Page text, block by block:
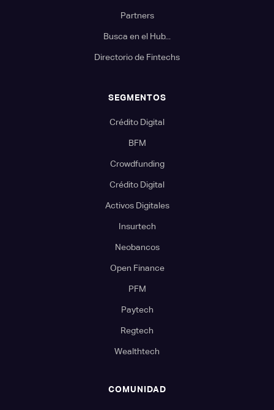
Partners
Busca en el Hub...
Directorio de Fintechs
SEGMENTOS
Crédito Digital
BFM
Crowdfunding
Crédito Digital
Activos Digitales
Insurtech
Neobancos
Open Finance
PFM
Paytech
Regtech
Wealthtech
COMUNIDAD